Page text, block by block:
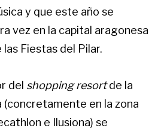
y que este año se
vez en la capital aragonesa
Fiestas del Pilar.
del shopping resortde la
(concretamente en la zona
e Ilusiona) se